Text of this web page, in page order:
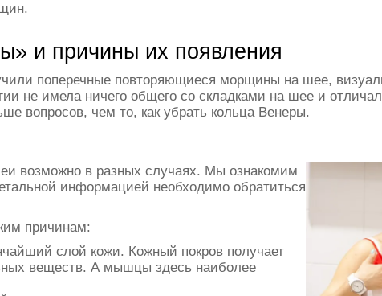
и причины их появления
поперечные повторяющиеся морщины на шее,
не имела ничего общего со складками на шее и
вопросов, чем то, как убрать кольца Венеры.
возможно в разных случаях. Мы ознакомим
информацией необходимо обратиться
причинам:
слой кожи. Кожный покров получает
веществ. А мышцы здесь наиболее